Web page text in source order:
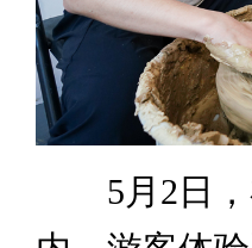
5月2日，